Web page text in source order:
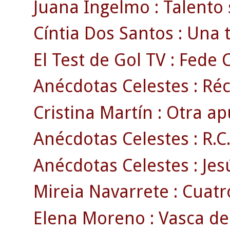
Juana Ingelmo :
Cíntia Dos Santos :
El Test de Gol TV : Fede
Anécdotas Celestes :
Cristina Martín : Otra
Anécdotas Celestes :
Anécdotas Celestes :
Mireia Navarrete :
Elena Moreno : Vasca